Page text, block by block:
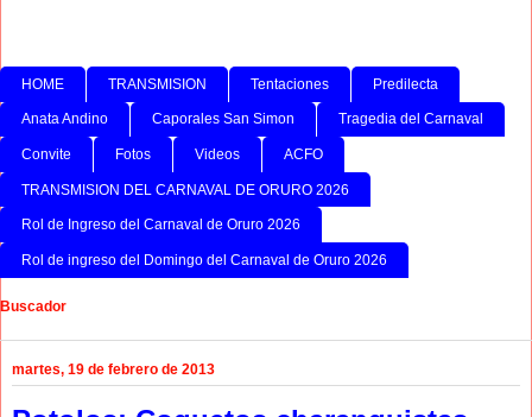
HOME TRANSMISION Tentaciones Predilecta
Anata Andino Caporales San Simon Tragedia del Carnaval
Convite Fotos Videos ACFO
TRANSMISION DEL CARNAVAL DE ORURO 2026
Rol de Ingreso del Carnaval de Oruro 2026
Rol de ingreso del Domingo del Carnaval de Oruro 2026
Buscador
martes, 19 de febrero de 2013